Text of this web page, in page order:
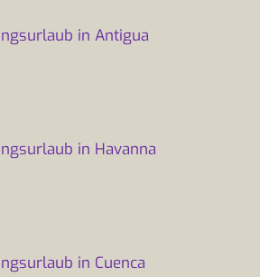
in Antigua
in Havanna
in Cuenca